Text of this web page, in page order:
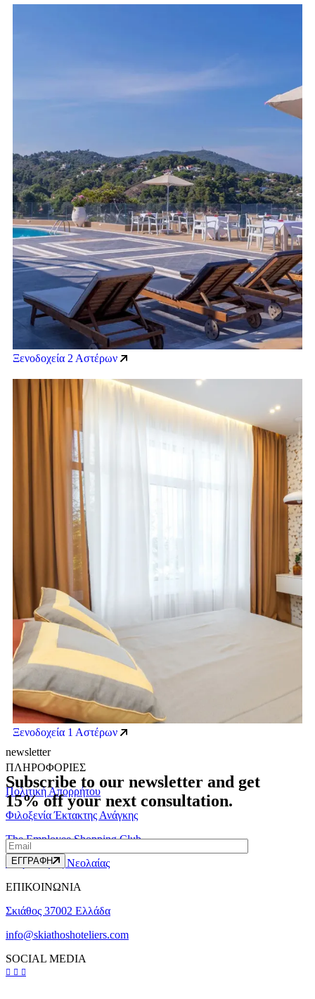
Ξενοδοχεία 2 Αστέρων
Ξενοδοχεία 1 Αστέρων
newsletter
Subscribe to our newsletter and get
15% off your next consultation.
ΕΓΓΡΑΦΗ
ΠΛΗΡΟΦΟΡΙΕΣ
Πολιτική Απορρήτου
Φιλοξενία Έκτακτης Ανάγκης
The Employee Shopping Club
Διαγωνισμός Νεολαίας
ΕΠΙΚΟΙΝΩΝΙΑ
Σκιάθος 37002 Ελλάδα
info@skiathoshoteliers.com
SOCIAL MEDIA